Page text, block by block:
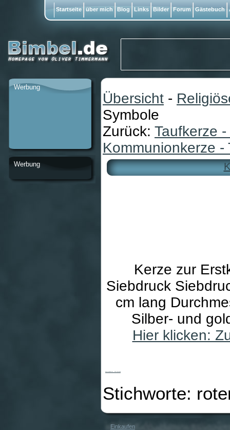
Übersicht -
Symbole
Zurück: Taufkerze
Kommunionkerze -
Kerze zur
Siebdruck
cm lang
Silber- und
Hier klicken:
Stichworte:
Einkaufen
Werbung
Werbung
Startseite über mich Blog Links Bilder Forum Gästebuch